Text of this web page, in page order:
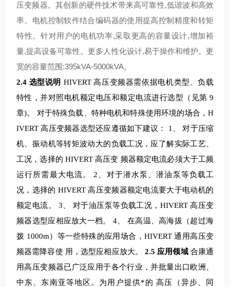
压变频器。其创新的硬件技术带来高可靠性,低谐波和高效
率。电机控制软件结合编码器的使用提高控制精度和转矩
特性。针对用户的电机功率,采取更高的容量设计,增加裕
量,提高设备可靠性。更多人性化设计,易于操作和维护。更
宽的容量范围:395kVA-5000kVA。
2.4 选型说明 HIVERT高压变频器需依据电机类型、负载
特性，并对照电机额定电压和额定电流进行选型（见第 9
章)。 对于特殊负载、特种电机和特殊使用环境的场合，H
IVERT高压变频器选型还应遵循如下建议： 1
、 对于压缩
机、振动机等转矩波动大的负载工况，应了解实际工艺、
工况，选择的 HIVERT高压变 频器额定电流必须大于工频
运行所需最大电流。 2 、对于潜水泵、潜油泵等负载工
况，选择的 HIVERT高压变频器额定电流要大于电动机的
额定电流。 3 、 对于油压泵等负载工况， HIVERT高压变
频器选型应相应放大一档。 4 、 在高温、高海拔（超过海
拨 1000m）等一些特殊的应用场合，HIVERT通用高压变
频器需降容使 用，选型应相应放大。2.5 应用领域 合康通
用高压变频器已广泛应用于各个行业，并批量出口欧洲、
中东、东南亚等地区。为用户提供*的高压（异步、同